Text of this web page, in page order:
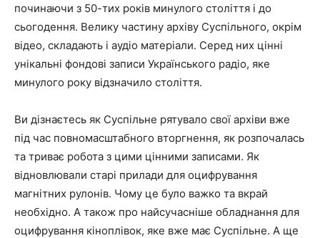
починаючи з 50-тих років минулого століття і до
сьогодення. Велику частину архіву Суспільного, окрім
відео, складають і аудіо матеріали. Серед них цінні
унікальні фондові записи Українського радіо, яке
минулого року відзначило століття.
Ви дізнаєтесь як Суспільне рятувало свої архіви вже
під час повномасштабного вторгнення, як розпочалась
та триває робота з цими цінними записами. Як
відновлювали старі прилади для оцифрування
магнітних рулонів. Чому це було важко та вкрай
необхідно. А також про найсучасніше обладнання для
оцифрування кіноплівок, яке вже має Суспільне. А ще